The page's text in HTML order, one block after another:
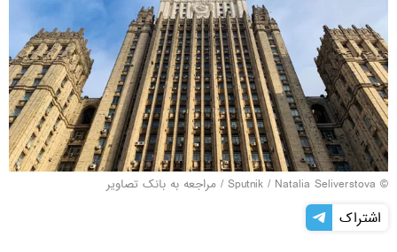
© Sputnik / Natalia Seliverstova
/ مراجعه به بانک تصاویر
اشتراک